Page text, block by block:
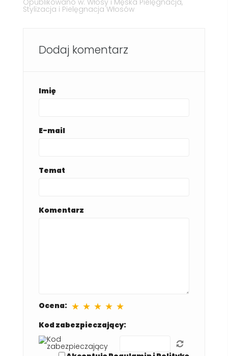
Opublikowano w: Włosy i Męska Pielęgnacja,
Stylizacja i Pielęgnacja Włosów
Dodaj komentarz
Imię
E-mail
Temat
Komentarz
Ocena: ★ ★ ★ ★ ★
Kod zabezpieczający: